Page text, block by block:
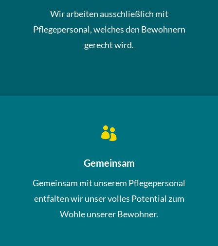
Wir arbeiten ausschließlich mit
Pflegepersonal, welches den Bewohnern
gerecht wird.

Gemeinsam
Gemeinsam mit unserem Pflegepersonal
entfalten wir unser volles Potential zum
Wohle unserer Bewohner.